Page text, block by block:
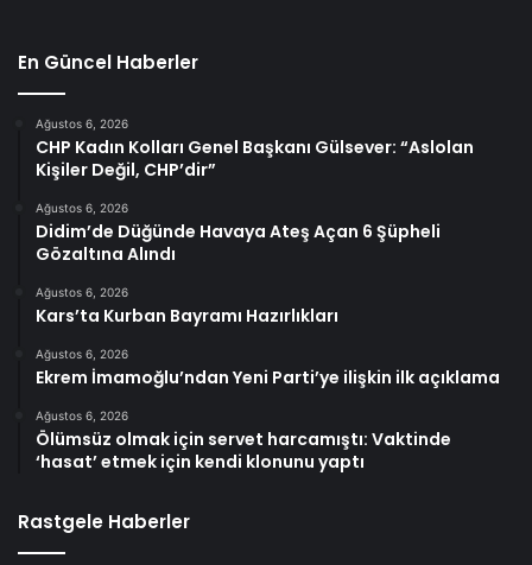
En Güncel Haberler
Ağustos 6, 2026
CHP Kadın Kolları Genel Başkanı Gülsever: “Aslolan
Kişiler Değil, CHP’dir”
Ağustos 6, 2026
Didim’de Düğünde Havaya Ateş Açan 6 Şüpheli
Gözaltına Alındı
Ağustos 6, 2026
Kars’ta Kurban Bayramı Hazırlıkları
Ağustos 6, 2026
Ekrem İmamoğlu’ndan Yeni Parti’ye ilişkin ilk açıklama
Ağustos 6, 2026
Ölümsüz olmak için servet harcamıştı: Vaktinde
‘hasat’ etmek için kendi klonunu yaptı
Rastgele Haberler